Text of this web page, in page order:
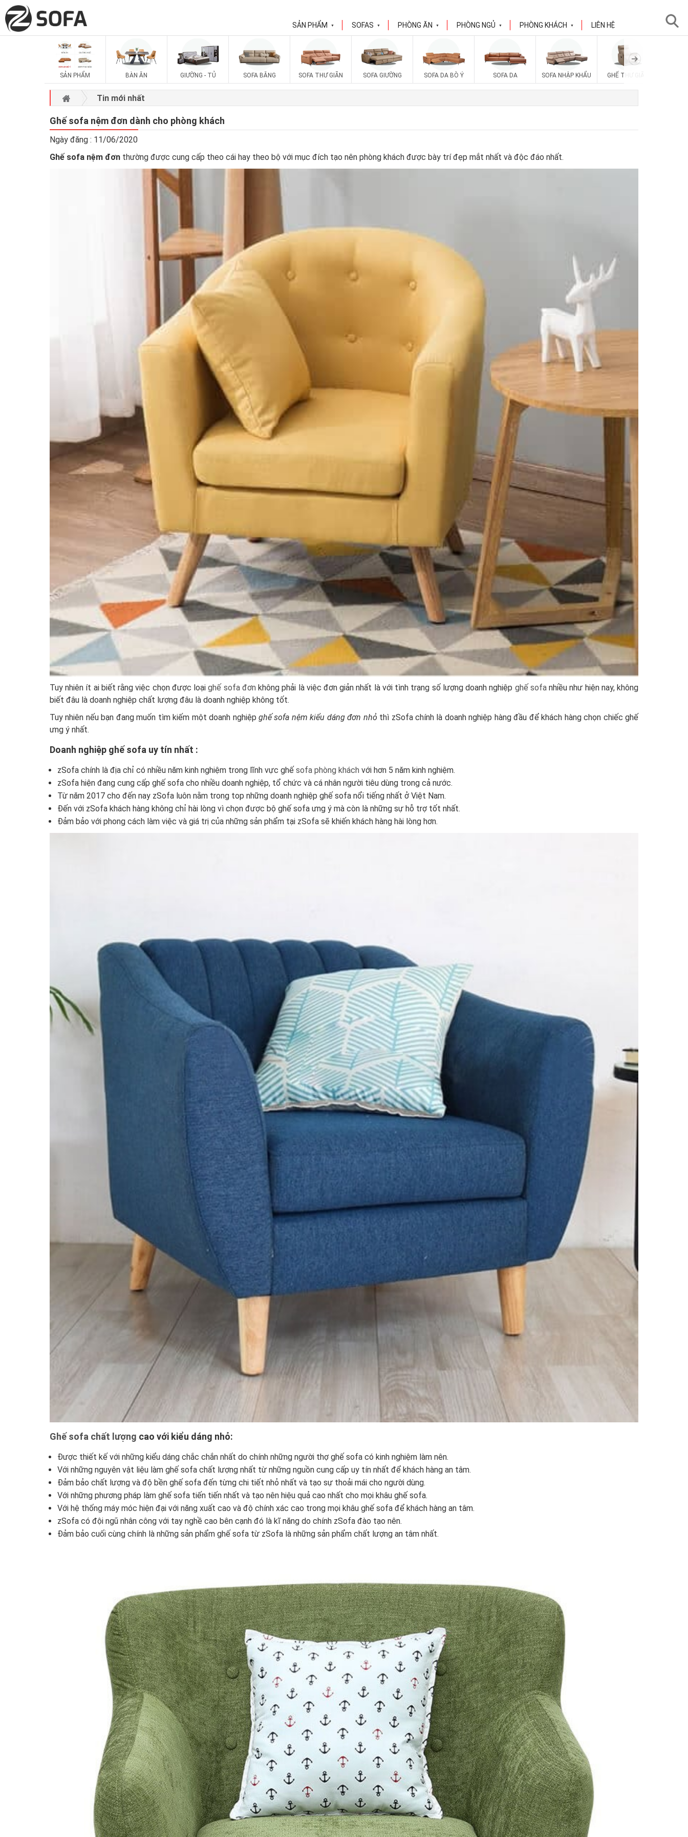
SẢN PHẨM ▼ SOFAS ▼ PHÒNG ĂN ▼ PHÒNG NGỦ ▼ PHÒNG KHÁCH ▼ LIÊN HỆ
SẢN PHẨM BÀN ĂN GIƯỜNG - TỦ SOFA BĂNG SOFA THƯ GIÃN SOFA GIƯỜNG SOFA DA BÒ Ý SOFA DA SOFA NHẬP KHẨU GHẾ THƯ GIÃN
Tin mới nhất
Ghế sofa nệm đơn dành cho phòng khách
Ngày đăng : 11/06/2020
Ghế sofa nệm đơn thường được cung cấp theo cái hay theo bộ với mục đích tạo nên phòng khách được bày trí đẹp mắt nhất và độc đáo nhất.
Tuy nhiên ít ai biết rằng việc chọn được loạighế sofa đơn không phải là việc đơn giản nhất là với tình trạng số lượng doanh nghiệp ghế sofanhiều như hiện nay, không
biết đâu là doanh nghiệp chất lượng đâu là doanh nghiệp không tốt.
Tuy nhiên nếu bạn đang muốn tìm kiếm một doanh nghiệp ghế sofa nệm kiểu dáng đơn nhỏ thì zSofa chính là doanh nghiệp hàng đầu để khách hàng chọn chiếc ghế
ưng ý nhất.
Doanh nghiệp ghế sofa uy tín nhất :
zSofa chính là địa chỉ có nhiều năm kinh nghiệm trong lĩnh vực ghế sofa phòng khách với hơn 5 năm kinh nghiệm.
zSofa hiện đang cung cấp ghế sofa cho nhiều doanh nghiệp, tổ chức và cá nhân người tiêu dùng trong cả nước.
Từ năm 2017 cho đến nay zSofa luôn nằm trong top những doanh nghiệp ghế sofa nổi tiếng nhất ở Việt Nam.
Đến với zSofa khách hàng không chỉ hài lòng vì chọn được bộ ghế sofa ưng ý mà còn là những sự hỗ trợ tốt nhất.
Đảm bảo với phong cách làm việc và giá trị của những sản phẩm tại zSofa sẽ khiến khách hàng hài lòng hơn.
Ghế sofa chất lượng cao với kiểu dáng nhỏ:
Được thiết kế với những kiểu dáng chắc chắn nhất do chính những người thợ ghế sofa có kinh nghiệm làm nên.
Với những nguyên vật liệu làm ghế sofa chất lượng nhất từ những nguồn cung cấp uy tín nhất để khách hàng an tâm.
Đảm bảo chất lượng và độ bền ghế sofa đến từng chi tiết nhỏ nhất và tạo sự thoải mái cho người dùng.
Với những phương pháp làm ghế sofa tiến tiến nhất và tạo nên hiệu quả cao nhất cho mọi khâu ghế sofa.
Với hệ thống máy móc hiện đại với năng xuất cao và độ chính xác cao trong mọi khâu ghế sofa để khách hàng an tâm.
zSofa có đội ngũ nhân công với tay nghề cao bên cạnh đó là kĩ năng do chính zSofa đào tạo nên.
Đảm bảo cuối cùng chính là những sản phẩm ghế sofa từ zSofa là những sản phẩm chất lượng an tâm nhất.